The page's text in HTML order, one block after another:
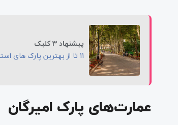
پیشنهاد 3 کلیک
11 تا از بهترین پارک های استانبول؛ بهشت های سرسبز
عمارت‌های پارک امیرگان